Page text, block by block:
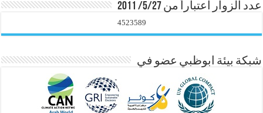
عدد الزوار اعتباراً من 5/27/ 2011
4523589
شبكة بيئة ابوظبي عضو في